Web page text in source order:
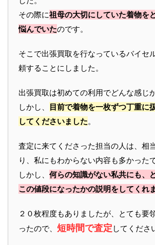
その際に祖母の大切にしていた着物を
悩んでいたのです。
そこで出張買取を行なっているバイセ
頼することにしました。
出張買取は初めての利用でどんな感じ
しかし、
目前で着物を一枚ずつ丁重に
してくださいました。
査定に来てくださった担当の人は、相
り、私にもわからない内容も多かったで
しかし、 何らの知識がない私共にも、
この値段になったかの説明をしてくれ
２０枚程度もありましたが、とても要
ったので、 短時間で査定 してくださ